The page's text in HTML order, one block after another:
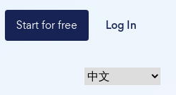
Start for free Log In